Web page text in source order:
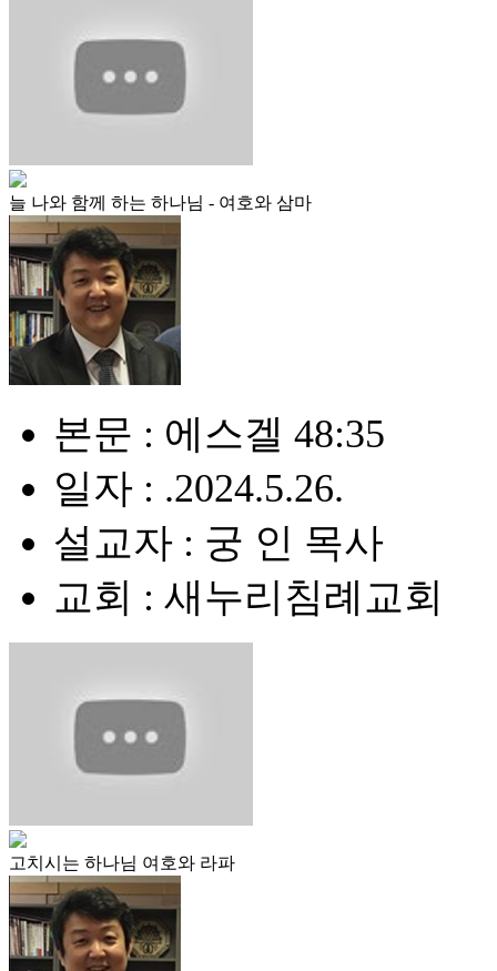
늘 나와 함께 하는 하나님 - 여호와 삼마
본문 : 에스겔 48:35
일자 : .2024.5.26.
설교자 : 궁 인 목사
교회 : 새누리침례교회
고치시는 하나님 여호와 라파